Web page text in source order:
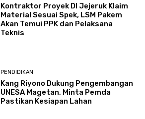
Kontraktor Proyek DI Jejeruk Klaim
Material Sesuai Spek, LSM Pakem
Akan Temui PPK dan Pelaksana
Teknis
PENDIDIKAN
Kang Riyono Dukung Pengembangan
UNESA Magetan, Minta Pemda
Pastikan Kesiapan Lahan